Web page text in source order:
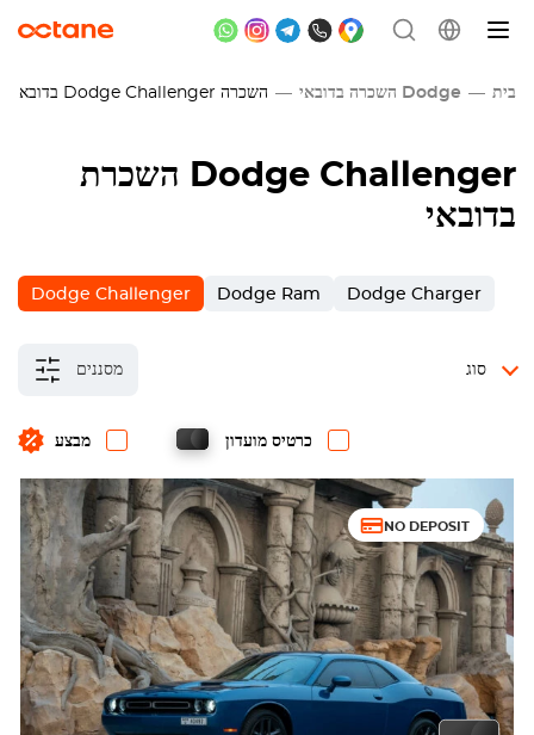
בית Dodge השכרה בדובאי השכרה Dodge Challenger בדובאי
השכרת Dodge Challenger
בדובאי
Dodge Challenger Dodge Ram Dodge Charger
מסננים
מבצע כרטיס מועדון
סוג
NO DEPOSIT